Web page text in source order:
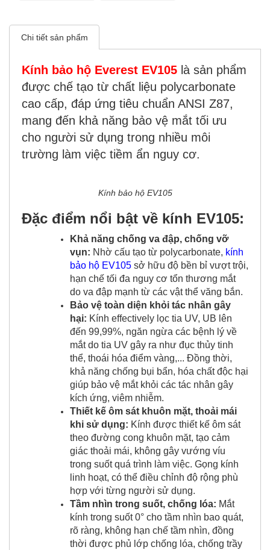
Chi tiết sản phẩm
Kính bảo hộ Everest EV105 là sản phẩm
được chế tạo từ chất liệu polycarbonate
cao cấp, đáp ứng tiêu chuẩn ANSI Z87,
mang đến khả năng bảo vệ mắt tối ưu
cho người sử dụng trong nhiều môi
trường làm việc tiềm ẩn nguy cơ.
Kính bảo hộ EV105
Đặc điểm nổi bật về kính EV105:
Khả năng chống va đập, chống vỡ
vụn: Nhờ cấu tạo từ polycarbonate, kính
bảo hộ EV105 sở hữu độ bền bỉ vượt trội,
hạn chế tối đa nguy cơ tổn thương mắt
do va đập mạnh từ các vật thể văng bắn.
Bảo vệ toàn diện khỏi tác nhân gây
hại: Kính effectively lọc tia UV, UB lên
đến 99,99%, ngăn ngừa các bệnh lý về
mắt do tia UV gây ra như đục thủy tinh
thể, thoái hóa điểm vàng,... Đồng thời,
khả năng chống bụi bẩn, hóa chất độc hại
giúp bảo vệ mắt khỏi các tác nhân gây
kích ứng, viêm nhiễm.
Thiết kế ôm sát khuôn mặt, thoải mái
khi sử dụng: Kính được thiết kế ôm sát
theo đường cong khuôn mặt, tạo cảm
giác thoải mái, không gây vướng víu
trong suốt quá trình làm việc. Gọng kính
linh hoạt, có thể điều chỉnh độ rộng phù
hợp với từng người sử dụng.
Tầm nhìn trong suốt, chống lóa: Mắt
kính trong suốt 0° cho tầm nhìn bao quát,
rõ ràng, không hạn chế tầm nhìn, đồng
thời được phủ lớp chống lóa, chống trầy